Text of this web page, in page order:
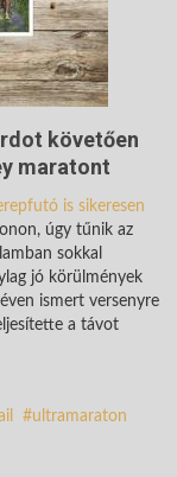
követően
maratont
is sikeresen
úgy tűnik az
sokkal
jó körülmények
ismert versenyre
a távot
ultramaraton